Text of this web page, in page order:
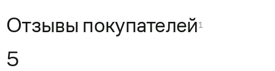
Отзывы покупателей1
5